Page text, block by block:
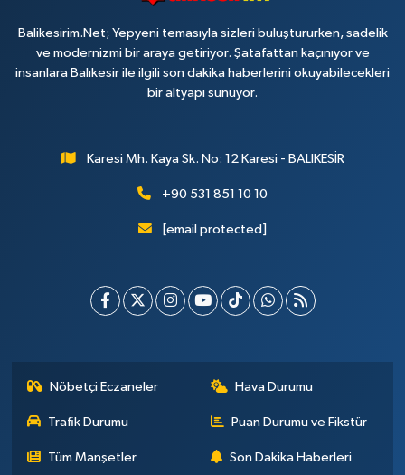
Balikesirim.Net; Yepyeni temasıyla sizleri buluştururken, sadelik
ve modernizmi bir araya getiriyor. Şatafattan kaçınıyor ve
insanlara Balıkesir ile ilgili son dakika haberlerini okuyabilecekleri
bir altyapı sunuyor.
Karesi Mh. Kaya Sk. No: 12 Karesi - BALIKESİR
+90 531 851 10 10
[email protected]
Nöbetçi Eczaneler Hava Durumu
Trafik Durumu Puan Durumu ve Fikstür
Tüm Manşetler Son Dakika Haberleri